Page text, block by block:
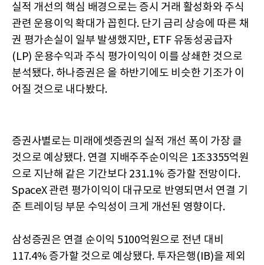
실적 개선의 핵심 배경으로는 증시 거래 활성화와 주식
관련 운용이익 확대가 꼽힌다. 단기 금리 상승에 따른 채
권 평가손실이 일부 발생했지만, ETF 유동성공급자
(LP) 운용수익과 주식 평가이익이 이를 상쇄한 것으로
분석됐다. 하나증권은 올 하반기에도 비슷한 기조가 이
어질 것으로 내다봤다.
증권사별로는 미래에셋증권의 실적 개선 폭이 가장 클
것으로 예상됐다. 연결 지배주주순이익은 1조3355억원
으로 지난해 같은 기간보다 231.1% 증가할 전망이다.
SpaceX 관련 평가이익이 대규모로 반영되면서 연결 기
준 트레이딩 부문 수익성이 크게 개선된 영향이다.
삼성증권은 연결 순이익 5100억원으로 전년 대비
117.4% 증가할 것으로 예상됐다. 투자은행(IB)을 제외